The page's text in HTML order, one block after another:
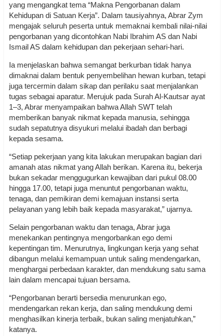
yang mengangkat tema “Makna Pengorbanan dalam
Kehidupan di Satuan Kerja”. Dalam tausiyahnya, Abrar Zym
mengajak seluruh peserta untuk memaknai kembali nilai-nilai
pengorbanan yang dicontohkan Nabi Ibrahim AS dan Nabi
Ismail AS dalam kehidupan dan pekerjaan sehari-hari.
Ia menjelaskan bahwa semangat berkurban tidak hanya
dimaknai dalam bentuk penyembelihan hewan kurban, tetapi
juga tercermin dalam sikap dan perilaku saat menjalankan
tugas sebagai aparatur. Merujuk pada Surah Al-Kautsar ayat
1–3, Abrar menyampaikan bahwa Allah SWT telah
memberikan banyak nikmat kepada manusia, sehingga
sudah sepatutnya disyukuri melalui ibadah dan berbagi
kepada sesama.
“Setiap pekerjaan yang kita lakukan merupakan bagian dari
amanah atas nikmat yang Allah berikan. Karena itu, bekerja
bukan sekadar menggugurkan kewajiban dari pukul 08.00
hingga 17.00, tetapi juga menuntut pengorbanan waktu,
tenaga, dan pemikiran demi kemajuan instansi serta
pelayanan yang lebih baik kepada masyarakat,” ujarnya.
Selain pengorbanan waktu dan tenaga, Abrar juga
menekankan pentingnya mengorbankan ego demi
kepentingan tim. Menurutnya, lingkungan kerja yang sehat
dibangun melalui kemampuan untuk saling mendengarkan,
menghargai perbedaan karakter, dan mendukung satu sama
lain dalam mencapai tujuan bersama.
“Pengorbanan berarti bersedia menurunkan ego,
mendengarkan rekan kerja, dan saling mendukung demi
menghasilkan kinerja terbaik, bukan saling menjatuhkan,”
katanya.